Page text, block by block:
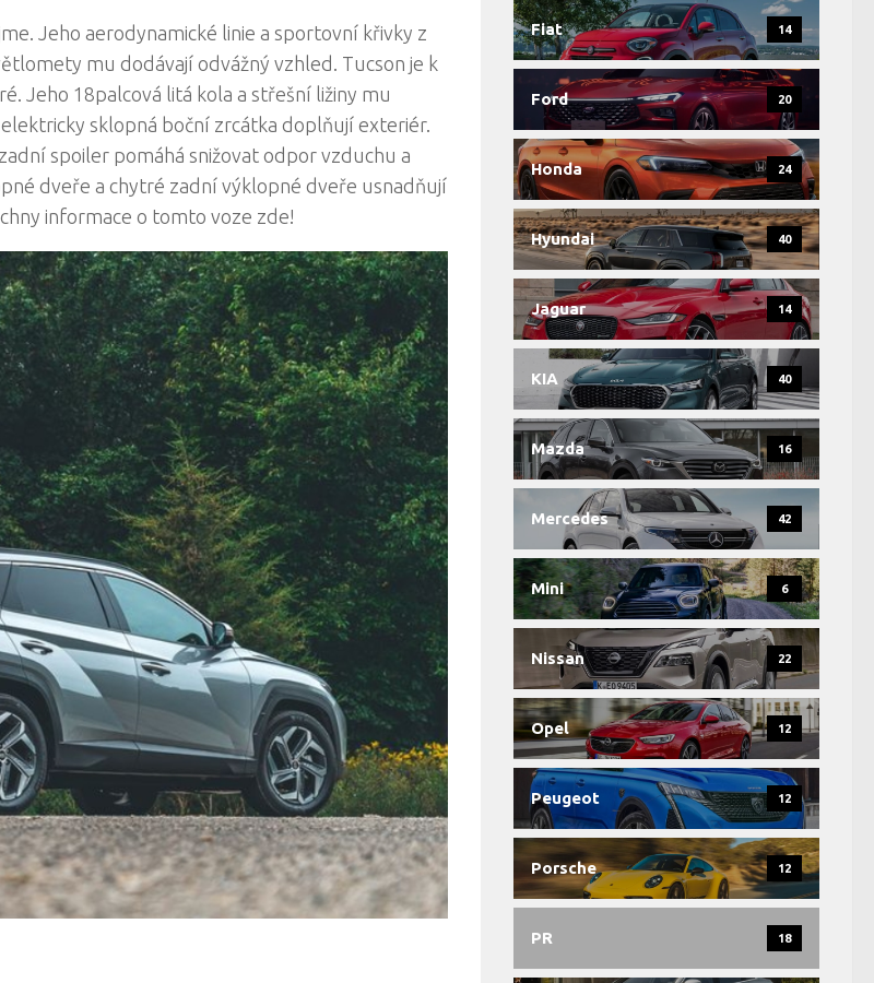
Jeho aerodynamické linie a sportovní křivky z
mu dodávají odvážný vzhled. Tucson je k
Jeho 18palcová litá kola a střešní ližiny mu
sklopná boční zrcátka doplňují exteriér.
spoiler pomáhá snižovat odpor vzduchu a
dveře a chytré zadní výklopné dveře usnadňují
informace o tomto voze zde!
Fiat 14
Ford 20
Honda 24
Hyundai 40
Jaguar 14
KIA 40
Mazda 16
Mercedes 42
Mini 6
Nissan 22
Opel 12
Peugeot 12
Porsche 12
PR 18